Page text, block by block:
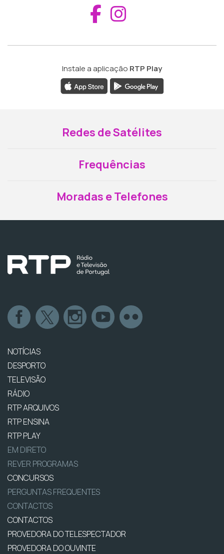
Aceder ao
Instale a aplicação RTP Play
Redes de Satélites
Frequências
Moradas e Telefones
NOTÍCIAS
DESPORTO
TELEVISÃO
RÁDIO
RTP ARQUIVOS
RTP ENSINA
RTP PLAY
EM DIRETO
REVER PROGRAMAS
CONCURSOS
PERGUNTAS FREQUENTES
CONTACTOS
CONTACTOS
PROVEDORA DO TELESPECTADOR
PROVEDORA DO OUVINTE